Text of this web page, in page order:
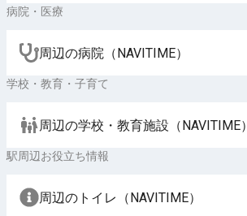
病院・医療
周辺の病院（NAVITIME）
学校・教育・子育て
周辺の学校・教育施設（NAVITIME）
駅周辺お役立ち情報
周辺のトイレ（NAVITIME）